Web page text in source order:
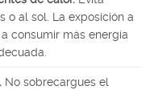
o al sol. La exposición a
consumir más energía
No sobrecargues el